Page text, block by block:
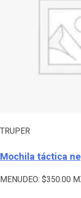
TRUPER
Mochila táctica
MENUDEO: $350.00